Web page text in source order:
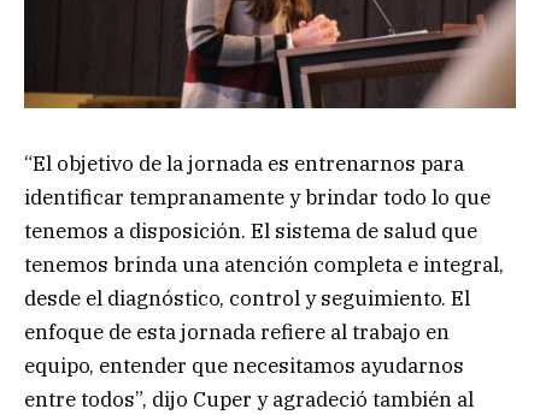
“El objetivo de la jornada es entrenarnos para
identificar tempranamente y brindar todo lo que
tenemos a disposición. El sistema de salud que
tenemos brinda una atención completa e integral,
desde el diagnóstico, control y seguimiento. El
enfoque de esta jornada refiere al trabajo en
equipo, entender que necesitamos ayudarnos
entre todos”, dijo Cuper y agradeció también al